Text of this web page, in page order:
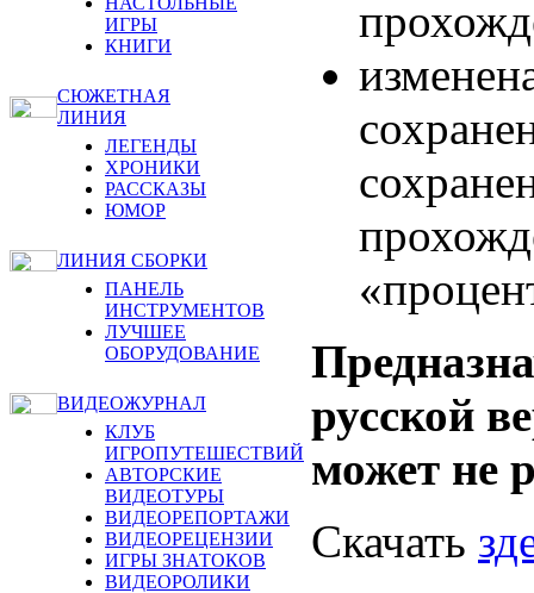
ИГРЫ
КНИГИ
СЮЖЕТНАЯ
ЛИНИЯ
ЛЕГЕНДЫ
ХРОНИКИ
РАССКАЗЫ
ЮМОР
ЛИНИЯ СБОРКИ
ПАНЕЛЬ
ИНСТРУМЕНТОВ
ЛУЧШЕЕ
ОБОРУДОВАНИЕ
ВИДЕОЖУРНАЛ
КЛУБ
ИГРОПУТЕШЕСТВИЙ
АВТОРСКИЕ
ВИДЕОТУРЫ
ВИДЕОРЕПОРТАЖИ
ВИДЕОРЕЦЕНЗИИ
ИГРЫ ЗНАТОКОВ
ВИДЕОРОЛИКИ
русской
может не
Скачать